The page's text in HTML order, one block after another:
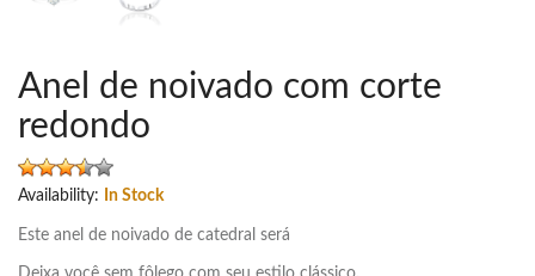
Anel de noivado com corte
redondo
Availability: In Stock
Este anel de noivado de catedral será